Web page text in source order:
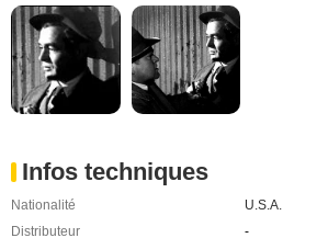
Infos techniques
Nationalité
U.S.A.
Distributeur
-